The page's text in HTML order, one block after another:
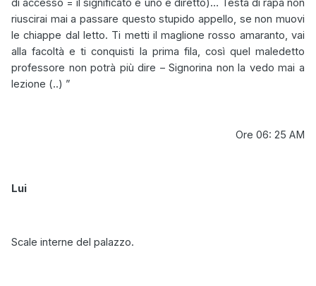
di accesso = il significato è uno e diretto)… Testa di rapa non
riuscirai mai a passare questo stupido appello, se non muovi
le chiappe dal letto. Ti metti il maglione rosso amaranto, vai
alla facoltà e ti conquisti la prima fila, così quel maledetto
professore non potrà più dire – Signorina non la vedo mai a
lezione (..) ”
Ore 06: 25 AM
Lui
Scale interne del palazzo.